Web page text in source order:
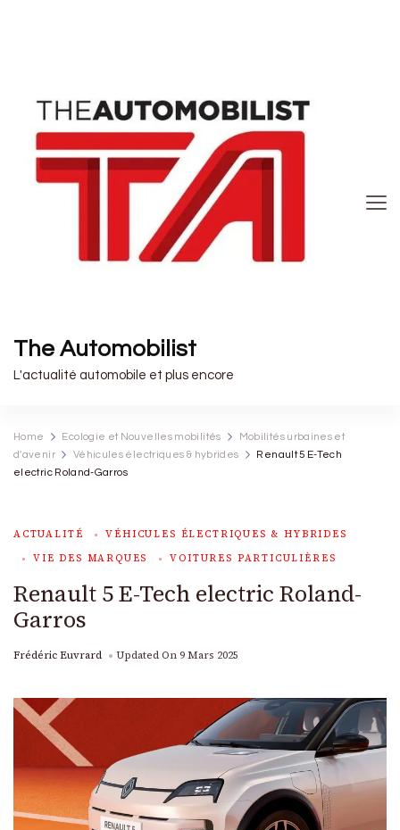
The Automobilist
L'actualité automobile et plus encore
Home Ecologie et Nouvelles mobilités
Mobilités urbaines et
d'avenir
Véhicules électriques & hybrides
Renault 5 E-Tech
electric Roland-Garros
ACTUALITÉ
VÉHICULES ÉLECTRIQUES & HYBRIDES
VIE DES MARQUES
VOITURES PARTICULIÈRES
Renault 5 E-Tech electric Roland-
Garros
Frédéric Euvrard Updated On9 Mars 2025